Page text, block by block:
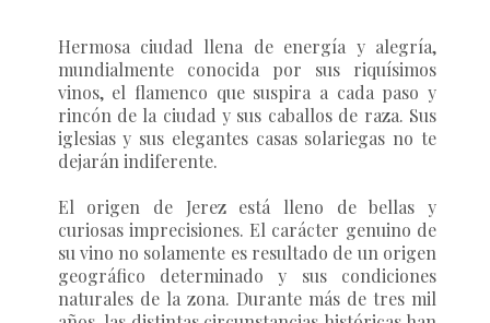
Hermosa ciudad llena de energía y alegría,
mundialmente conocida por sus riquísimos
vinos, el flamenco que suspira a cada paso y
rincón de la ciudad y sus caballos de raza. Sus
iglesias y sus elegantes casas solariegas no te
dejarán indiferente.
El origen de Jerez está lleno de bellas y
curiosas imprecisiones. El carácter genuino de
su vino no solamente es resultado de un origen
geográfico determinado y sus condiciones
naturales de la zona. Durante más de tres mil